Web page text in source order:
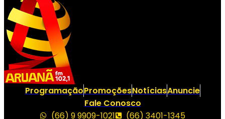
ProgramaçãoPromoçõesNotíciasAnuncie
Fale Conosco
(66) 9 9909-1021
(66) 3401-1345